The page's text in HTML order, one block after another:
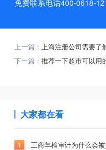
免费联系电话400-0618-
上一篇： 上海注册公司需要了
下一篇： 推荐一下超市可以用
大家都在看
1 工商年检审计为什么会